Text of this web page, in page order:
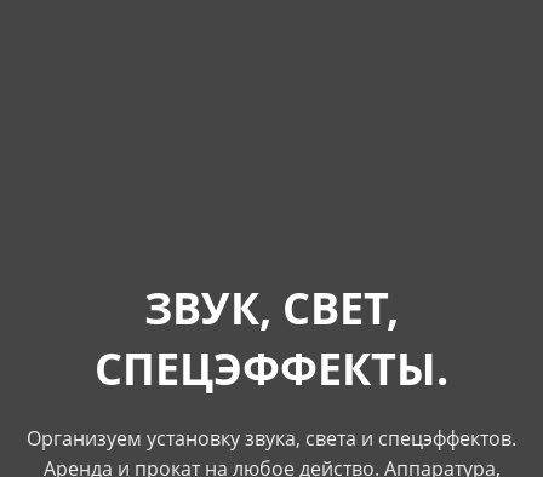
ЗВУК, СВЕТ,
СПЕЦЭФФЕКТЫ.
Организуем установку звука, света и спецэффектов.
Аренда и прокат на любое действо. Аппаратура,